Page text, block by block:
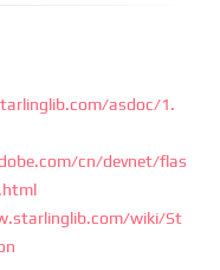
asdoc/1.
cn/devnet/flas
wiki/St